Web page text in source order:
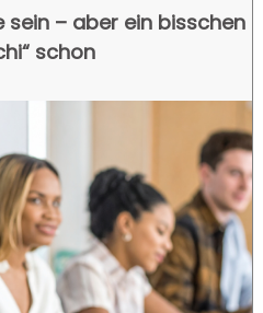
sein – aber ein bisschen
schon